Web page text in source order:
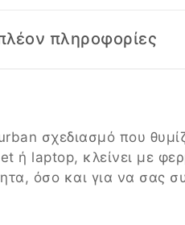
πληροφορίες
σχεδιασμό που
ή laptop, κλείνει με
όσο και για να σας